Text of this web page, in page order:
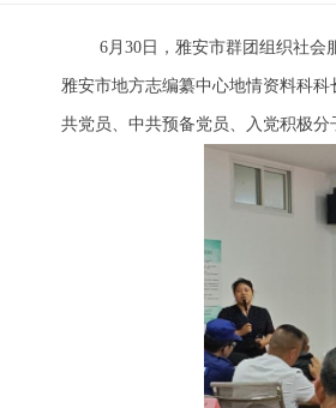
6月30日，雅安市群团组织社会服
雅安市地方志编纂中心地情资料科
共党员、中共预备党员、入党积极分